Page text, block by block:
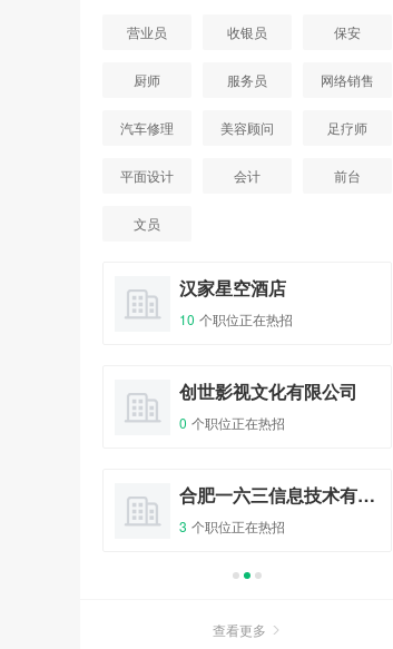
相亲大会
报名
32人已报名
报名
100人已报名
非诚勿扰 - 传情天使相亲派对
营业员 收银员 保安
厨师 服务员 网络销售
汽车修理 美容顾问 足疗师
平面设计 会计 前台
文员
汉家星空酒店
10 个职位正在热招
创世影视文化有限公司
0 个职位正在热招
合肥一六三信息技术有限公司
3 个职位正在热招
查看更多